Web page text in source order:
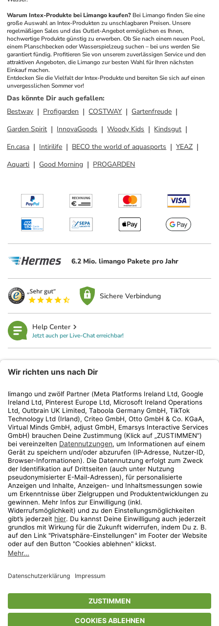
Warum Intex-Produkte bei Limango kaufen? Bei Limango finden Sie eine
große Auswahl an Intex-Produkten zu unschlagbaren Preisen. Unsere
regelmäßigen Sales und das Outlet-Angebot ermöglichen es Ihnen,
hochwertige Produkte günstig zu erwerben. Ob Sie nach einem neuen Pool,
einem Planschbecken oder Wasserspielzeug suchen – bei uns werden Sie
garantiert fündig. Profitieren Sie von unserem zuverlässigen Service und den
attraktiven Angeboten, die Limango zur besten Wahl für Ihren nächsten
Einkauf machen.
Entdecken Sie die Vielfalt der Intex-Produkte und bereiten Sie sich auf einen
unvergesslichen Sommer vor!
Das könnte Dir auch gefallen:
Bestway
Profigarden COSTWAY
Gartenfreude
Garden Spirit
InnovaGoods Woody Kids
Kindsgut
En.casa
Intirilife BECO the world of aquasports
YEAZ
Aquarti
Good Morning PROGARDEN
6.2 Mio. limango Pakete pro Jahr
Sichere Verbindung
Help Center
Jetzt auch per Live-Chat erreichbar!
Kundenservice
Shop
Aktionen
Travel
* Streichpreise entsprechen der unverbindlichen Preisempfehlung des
Herstellers. Prozentangaben beziehen sich auf den Streichpreis.